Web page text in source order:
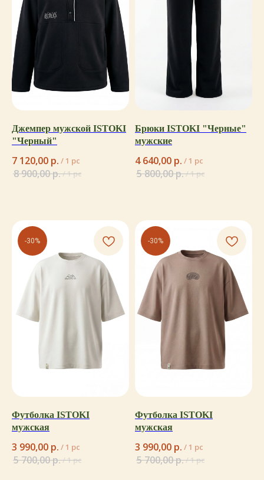
Джемпер мужской ISTOKI
"Черный"
7 120,00 р. / 1 pc
8 900,00р./1 pc
Брюки ISTOKI "Черные"
мужские
4 640,00 р. / 1 pc
5 800,00р./1 pc
-30%
Футболка ISTOKI
мужская
3 990,00 р. / 1 pc
5 700,00р./1 pc
-30%
Футболка ISTOKI
мужская
3 990,00 р. / 1 pc
5 700,00р./1 pc